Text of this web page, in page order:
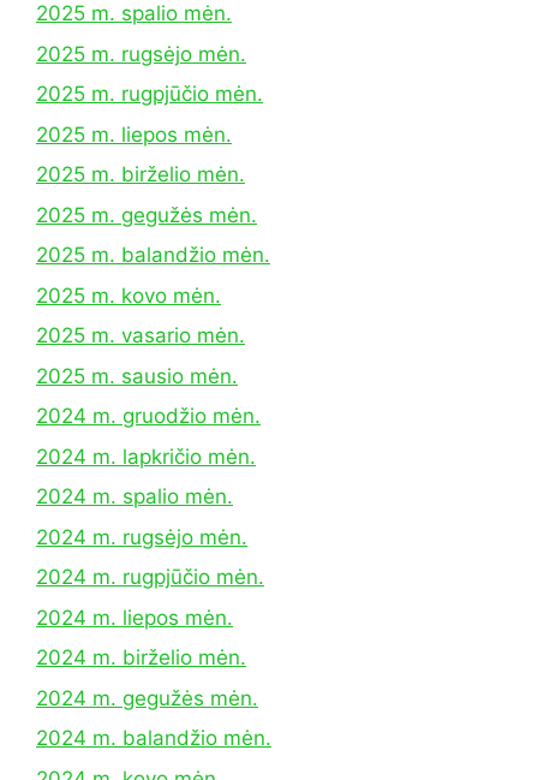
2025 m. spalio mėn.
2025 m. rugsėjo mėn.
2025 m. rugpjūčio mėn.
2025 m. liepos mėn.
2025 m. birželio mėn.
2025 m. gegužės mėn.
2025 m. balandžio mėn.
2025 m. kovo mėn.
2025 m. vasario mėn.
2025 m. sausio mėn.
2024 m. gruodžio mėn.
2024 m. lapkričio mėn.
2024 m. spalio mėn.
2024 m. rugsėjo mėn.
2024 m. rugpjūčio mėn.
2024 m. liepos mėn.
2024 m. birželio mėn.
2024 m. gegužės mėn.
2024 m. balandžio mėn.